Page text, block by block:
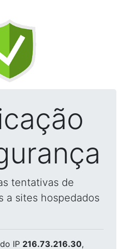
tentativas de
a sites hospedados
do IP 216.73.216.30,